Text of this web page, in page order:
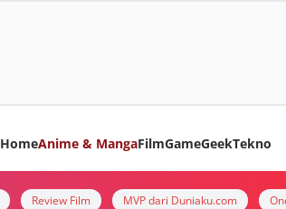
HomeAnime & MangaFilmGameGeekTekno
Review Film MVP dari Duniaku.com